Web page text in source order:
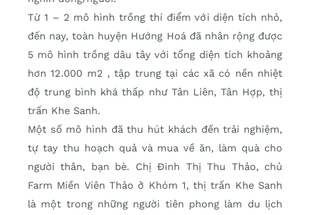
Từ 1 – 2 mô hình trồng thí điểm với diện tích nhỏ,
đến nay, toàn huyện Hướng Hoá đã nhân rộng được
5 mô hình trồng dâu tây với tổng diện tích khoảng
hơn 12.000 m2 , tập trung tại các xã có nền nhiệt
độ trung bình khá thấp như Tân Liên, Tân Hợp, thị
trấn Khe Sanh.
Một số mô hình đã thu hút khách đến trải nghiệm,
tự tay thu hoạch quả và mua về ăn, làm quà cho
người thân, bạn bè. Chị Đinh Thị Thu Thảo, chủ
Farm Miền Viên Thảo ở Khóm 1, thị trấn Khe Sanh
là một trong những người tiên phong làm du lịch